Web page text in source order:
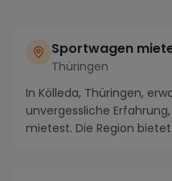
Sportwagen
Thüringen
In Kölleda, Thüringen,
unvergessliche
mietest. Die Region